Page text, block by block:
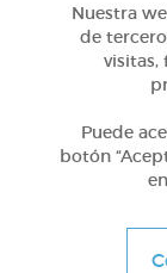
Nuestra
de
visitas,
Puede
botón